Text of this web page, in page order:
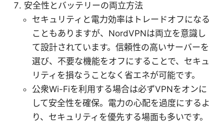
安全性とバッテリーの両立方法
セキュリティと電力効率はトレードオフになる
こともありますが、NordVPNは両立を意識し
て設計されています。信頼性の高いサーバーを
選び、不要な機能をオフにすることで、セキュ
リティを損なうことなく省エネが可能です。
公衆Wi-Fiを利用する場合は必ずVPNをオンに
して安全性を確保。電力の心配を過度にするよ
り、セキュリティを優先する場面も多いです。